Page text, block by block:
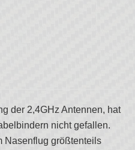
der 2,4GHz Antennen, hat
nicht gefallen.
Nasenflug größtenteils